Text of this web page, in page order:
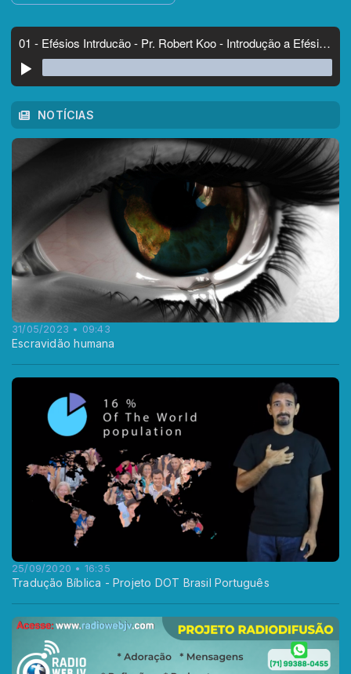
NOTÍCIAS
31/05/2023 • 09:43
Escravidão humana
25/09/2020 • 16:35
Tradução Bíblica - Projeto DOT Brasil Português